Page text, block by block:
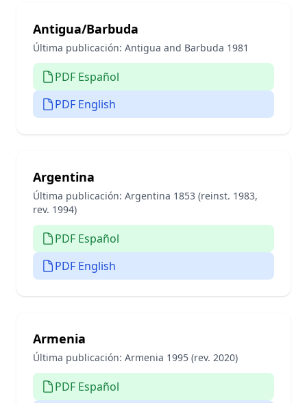
Antigua/Barbuda
Última publicación: Antigua and Barbuda 1981
PDF Español
PDF English
Argentina
Última publicación: Argentina 1853 (reinst. 1983,
rev. 1994)
PDF Español
PDF English
Armenia
Última publicación: Armenia 1995 (rev. 2020)
PDF Español